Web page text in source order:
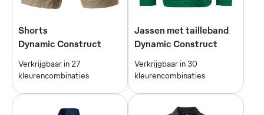
Shorts
Dynamic Construct
Verkrijgbaar in 27
kleurencombinaties
Jassen met tailleband
Dynamic Construct
Verkrijgbaar in 30
kleurencombinaties